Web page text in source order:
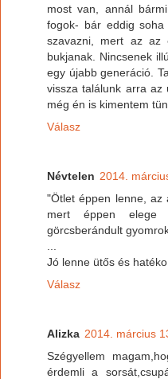
most van, annál
fogok- bár eddig
szavazni, mert az az
bukjanak. Nincsenek
egy újabb generáció.
vissza találunk arra
még én is kimentem
Válasz
Névtelen 2014.
"Ötlet éppen lenne, az
mert éppen
görcsberándult
Jó lenne ütős és
Válasz
Alizka 2014. március
Szégyellem
érdemli a